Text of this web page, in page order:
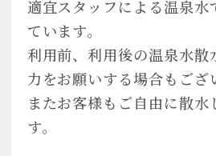
適宜スタッフによる温泉水
ています。
利用前、利用後の温泉水散
力をお願いする場合もござ
またお客様もご自由に散水
す。